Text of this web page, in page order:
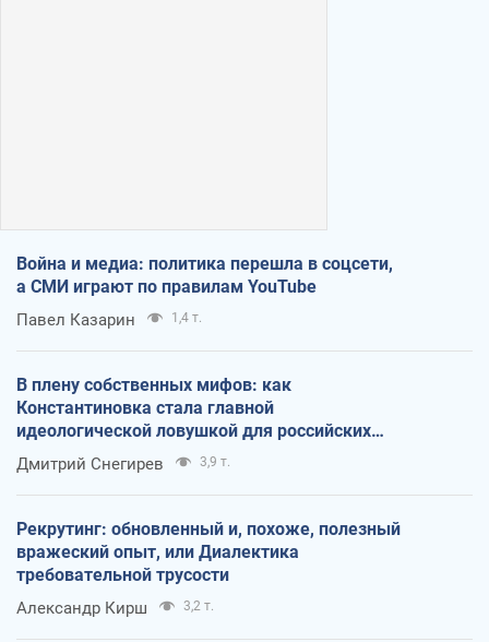
Война и медиа: политика перешла в соцсети,
а СМИ играют по правилам YouTube
Павел Казарин 1,4 т.
В плену собственных мифов: как
Константиновка стала главной
идеологической ловушкой для российских
оккупантов
Дмитрий Снегирев 3,9 т.
Рекрутинг: обновленный и, похоже, полезный
вражеский опыт, или Диалектика
требовательной трусости
Александр Кирш 3,2 т.